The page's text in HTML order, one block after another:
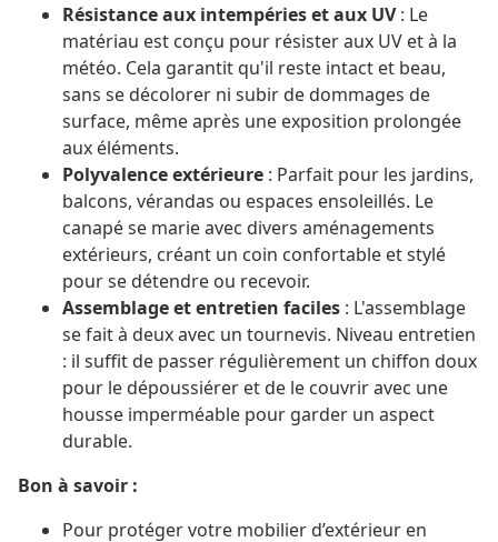
Résistance aux intempéries et aux UV: Le
matériau est conçu pour résister aux UV et à la
météo. Cela garantit qu'il reste intact et beau,
sans se décolorer ni subir de dommages de
surface, même après une exposition prolongée
aux éléments.
Polyvalence extérieure : Parfait pour les jardins,
balcons, vérandas ou espaces ensoleillés. Le
canapé se marie avec divers aménagements
extérieurs, créant un coin confortable et stylé
pour se détendre ou recevoir.
Assemblage et entretien faciles : L'assemblage
se fait à deux avec un tournevis. Niveau entretien
: il suffit de passer régulièrement un chiffon doux
pour le dépoussiérer et de le couvrir avec une
housse imperméable pour garder un aspect
durable.
Bon à savoir :
Pour protéger votre mobilier d’extérieur en